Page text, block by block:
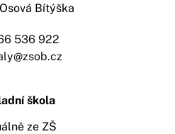
536 922
Bítýška
škola
ze ZŠ